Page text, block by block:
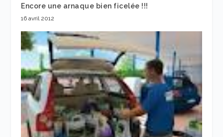
Encore une arnaque bien ficelée !!!
16 avril 2012